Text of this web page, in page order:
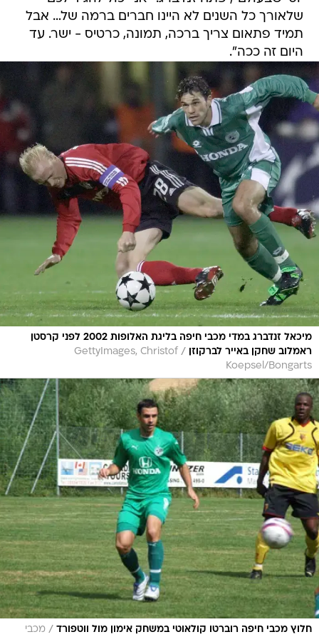
שלאורך כל השנים לא היינו חברים ברמה של… אבל
תמיד פתאום צריך ברכה, תמונה, כרטיס - ישר. עד
היום זה ככה".
מיכאל זנדברג במדי מכבי חיפה בליגת האלופות 2002 לפני קרסטן
ראמלוב שחקן באייר לברקוזן
/
GettyImages, Christof
Koepsel/Bongarts
חלוץ מכבי חיפה רוברטו קולאוטי במשחק אימון מול ווטפורד / מכבי